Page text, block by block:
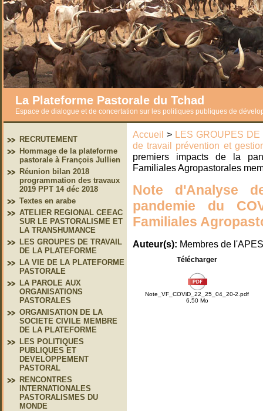
La Plateforme Pastorale du Tchad
Espace de dialogue et de concertation sur les politiques publiques de
RECRUTEMENT
Hommage de la plateforme
pastorale à François Jullien
Réunion bilan 2018
programmation des travaux
2019 PPT 14 déc 2018
Textes en arabe
ATELIER REGIONAL CEEAC
SUR LE PASTORALISME ET
LA TRANSHUMANCE
LES GROUPES DE TRAVAIL
DE LA PLATEFORME
LA VIE DE LA PLATEFORME
PASTORALE
LA PAROLE AUX
ORGANISATIONS
PASTORALES
ORGANISATION DE LA
SOCIETE CIVILE MEMBRE
DE LA PLATEFORME
LES POLITIQUES
PUBLIQUES ET
DEVELOPPEMENT
PASTORAL
RENCONTRES
INTERNATIONALES
PASTORALISMES DU
MONDE
Accueil > LES GROUPES DE
de travail prévention et
premiers impacts de la
Familiales Agropastorales
Note d'Analyse
pandemie du
Familiales
Auteur(s): Membres de
Télécharger
Note_VF_COViD_22_25_04_20-2.pdf
6,50 Mo